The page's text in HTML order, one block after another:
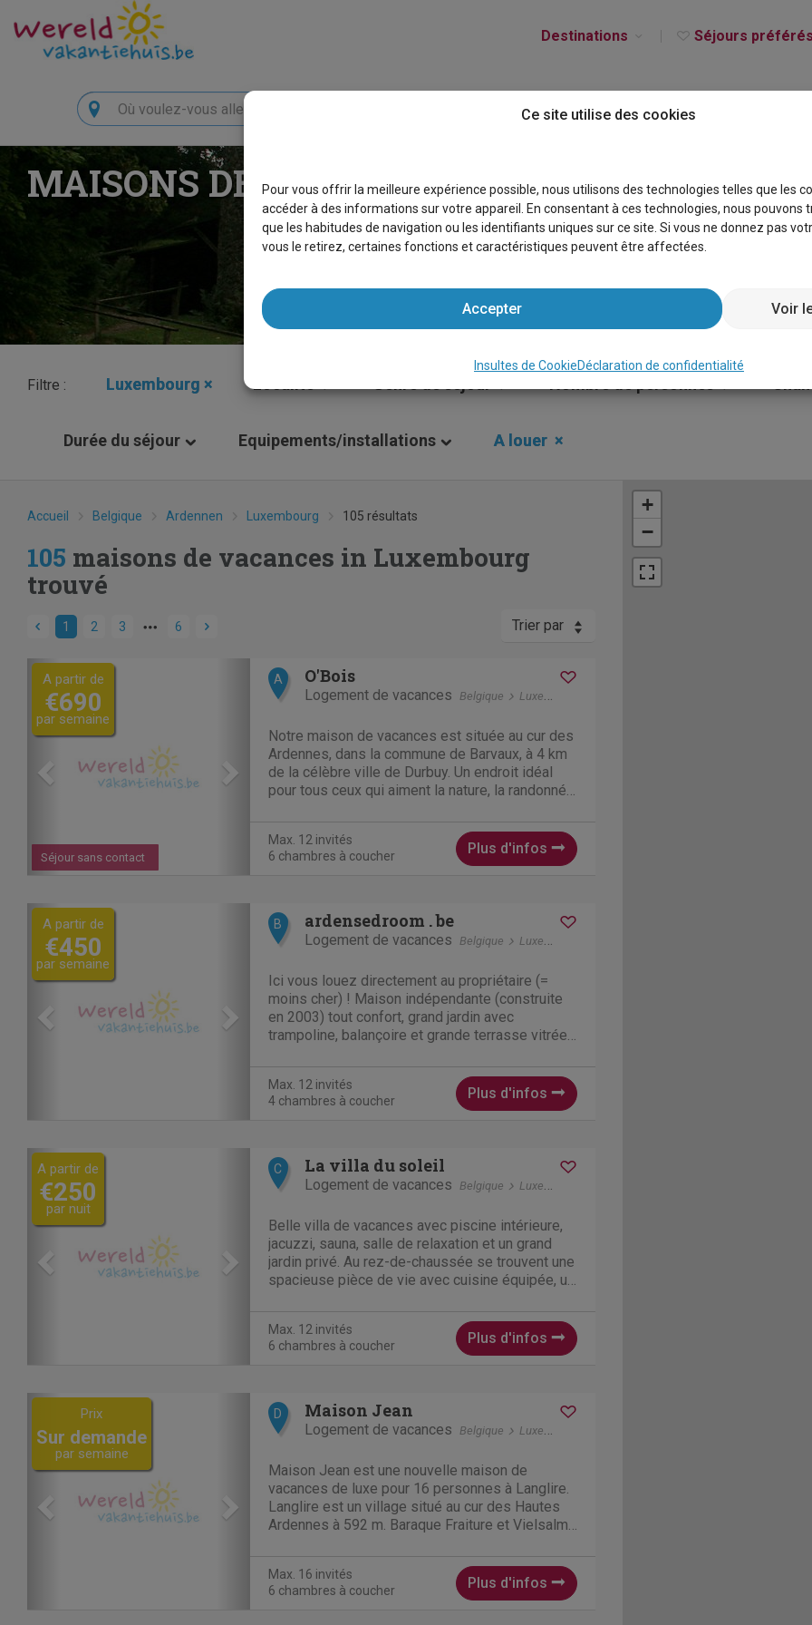
Destinations Séjours préférés
Chercher
MAISONS DE VACANCES LUXEMBOURG
Filtre : Luxembourg × Localité
Durée du séjour Equipements/installations A louer ×
Accueil Belgique Ardennen Luxembourg 105 résultats
105 maisons de vacances in Luxembourg
trouvé
1 2 3 6 Trier par
Previous Next
Séjour sans contact
A partir de
€690
par semaine
A O'Bois
Logement de vacances Belgique Luxembourg
Notre maison de vacances est située au cur des
Ardennes, dans la commune de Barvaux, à 4 km
de la célèbre ville de Durbuy. Un endroit idéal
pour tous ceux qui aiment la nature, la randonnée,
région pour les...
Max. 12 invités
6 chambres à coucher
Plus d'infos
Previous Next
A partir de
€450
par semaine
B ardensedroom . be
Logement de vacances Belgique Luxembourg
Ici vous louez directement au propriétaire (=
moins cher) ! Maison indépendante (construite
en 2003) tout confort, grand jardin avec
trampoline, balançoire et grande terrasse vitrée
les randonneurs, les...
Max. 12 invités
4 chambres à coucher
Plus d'infos
Previous Next
A partir de
€250
par nuit
C La villa du soleil
Logement de vacances Belgique Luxembourg
Belle villa de vacances avec piscine intérieure,
jacuzzi, sauna, salle de relaxation et un grand
jardin privé. Au rez-de-chaussée se trouvent une
spacieuse pièce de vie avec cuisine équipée, un
chambres dont quatre...
Max. 12 invités
6 chambres à coucher
Plus d'infos
Previous Next
Prix
Sur demande
par semaine
D Maison Jean
Logement de vacances Belgique Luxembourg
Maison Jean est une nouvelle maison de
vacances de luxe pour 16 personnes à Langlire.
Langlire est un village situé au cur des Hautes
Ardennes à 592 m. Baraque Fraiture et Vielsalm
actif. Cette...
Max. 16 invités
6 chambres à coucher
Plus d'infos
+
−
Ce site utilise des cookies
Pour vous offrir la meilleure expérience possible, nous utilisons des technologies telles que les
accéder à des informations sur votre appareil. En consentant à ces technologies, nous pouvons
que les habitudes de navigation ou les identifiants uniques sur ce site. Si vous ne donnez pas
vous le retirez, certaines fonctions et caractéristiques peuvent être affectées.
Accepter Voir
Insultes de CookieDéclaration de confidentialité